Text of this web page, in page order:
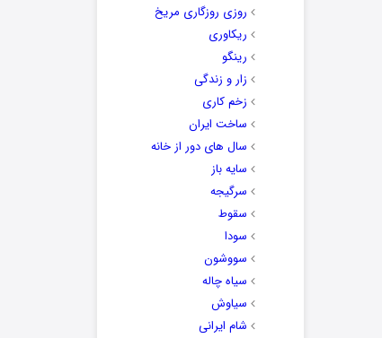
روزی روزگاری مریخ
ریکاوری
رینگو
زار و زندگی
زخم کاری
ساخت ایران
سال های دور از خانه
سایه باز
سرگیجه
سقوط
سودا
سووشون
سیاه چاله
سیاوش
شام ایرانی